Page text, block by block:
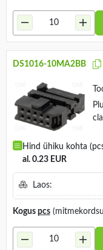
DS1016-10MA2BB
Hind ühiku kohta
al. 0.23 EUR
Laos:
Kogus pcs